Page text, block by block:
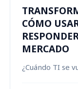
CÓMO
MERCADO
¿Cuándo TI se